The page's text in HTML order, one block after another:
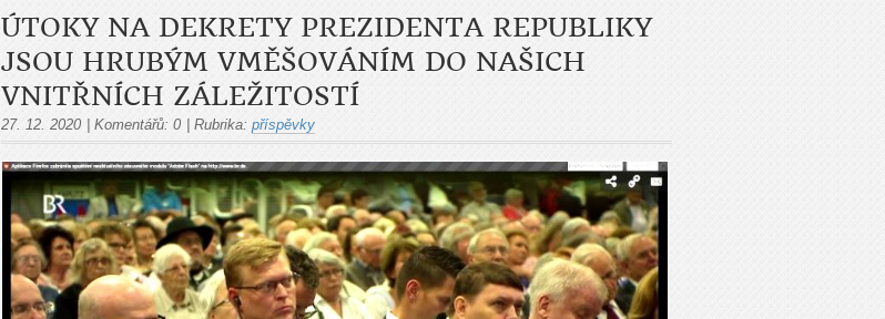
ÚTOKY NA DEKRETY PREZIDENTA REPUBLIKY
JSOU HRUBÝM VMĚŠOVÁNÍM DO NAŠICH
VNITŘNÍCH ZÁLEŽITOSTÍ
27. 12. 2020 Komentářů: 0 Rubrika: příspěvky